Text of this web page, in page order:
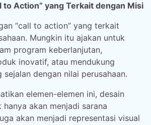
to Action” yang Terkait dengan Misi
“call to action” yang terkait
Mungkin itu ajakan untuk
program keberlanjutan,
inovatif, atau mendukung
dengan nilai perusahaan.
elemen-elemen ini, desain
akan menjadi sarana
akan menjadi representasi visual